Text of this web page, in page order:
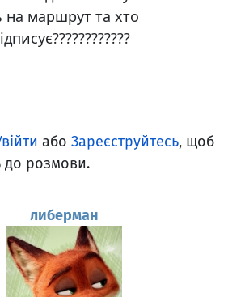
на маршрут та хто
або Зареєструйтесь, щоб
до розмови.
либерман